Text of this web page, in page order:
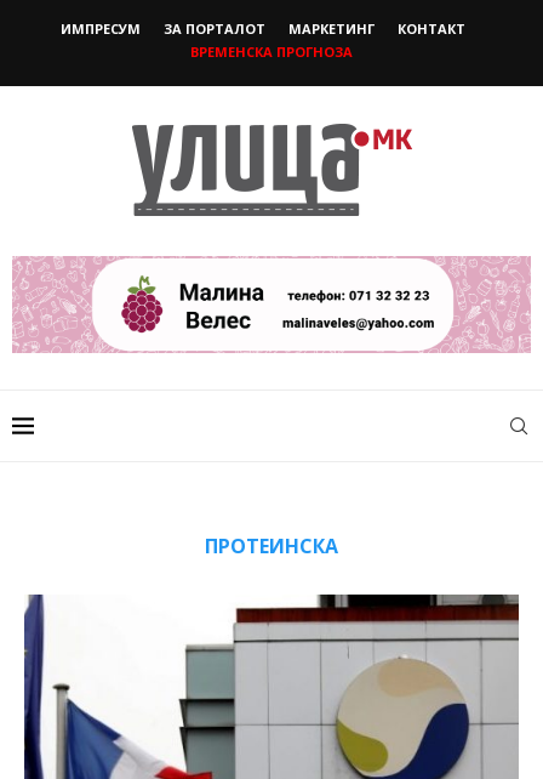
ИМПРЕСУМ ЗА ПОРТАЛОТ МАРКЕТИНГ
КОНТАКТ
ВРЕМЕНСКА ПРОГНОЗА
ПРОТЕИНСКА